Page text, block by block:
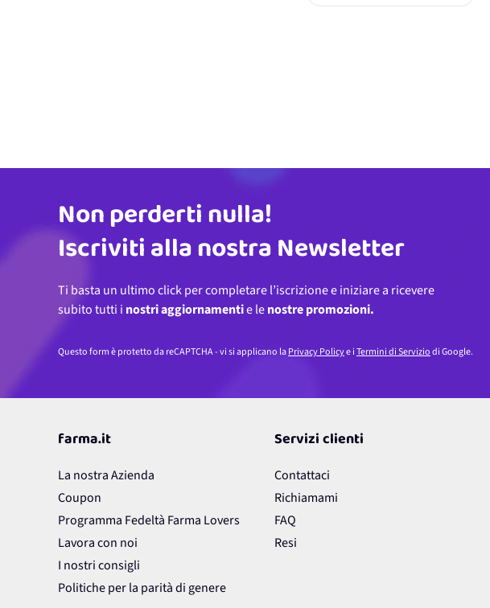
Indirizzo email
Non perderti nulla!
Iscriviti alla nostra Newsletter
Ti basta un ultimo click per completare l’iscrizione e iniziare a ricevere
subito tutti i nostri aggiornamentie lenostre promozioni.
Questo form è protetto da reCAPTCHA - vi si applicano laPrivacy Policye iTermini di Serviziodi Google.
farma.it
La nostra Azienda
Coupon
Programma Fedeltà Farma Lovers
Lavora con noi
I nostri consigli
Politiche per la parità di genere
Servizi clienti
Contattaci
Richiamami
FAQ
Resi